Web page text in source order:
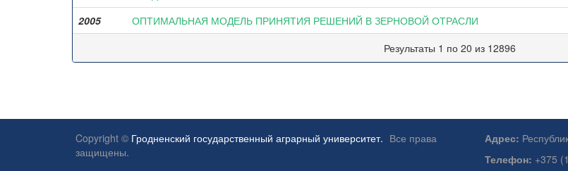
2005 ОПТИМАЛЬНАЯ МОДЕЛЬ ПРИНЯТИЯ РЕШЕНИЙ В ЗЕРНОВОЙ ОТРАСЛИ
Результаты 1 по 20 из 12896
Copyright © Гродненский государственный аграрный университет. Все права
защищены.
Адрес:
Телефон: +375